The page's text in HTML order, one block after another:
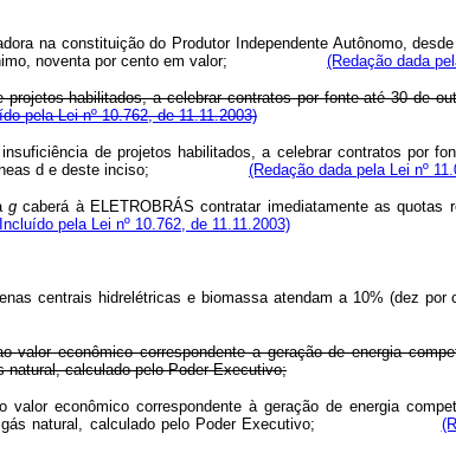
na constituição do Produtor Independente Autônomo,
no mínimo, noventa por cento em valor; (Redação dada
projetos habilitados, a celebrar contratos por fonte até 30 de
pela Lei nº 10.762, de 11.11.2003)
de projetos habilitados, a celebrar contratos por
nas alíneas d e deste inciso; (Redação dada pela Lei nº
g caberá à ELETROBRÁS contratar imediatamente as quotas
pela Lei nº 10.762, de 11.11.2003)
centrais hidrelétricas e biomassa atendam a 10% (dez por
econômico correspondente a geração de energia
natural, calculado pelo Poder Executivo;
econômico correspondente à geração de energia
a gás natural, calculado pelo Poder Executivo;